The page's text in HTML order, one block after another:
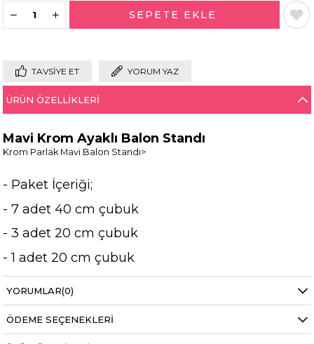
TAVSIYE ET YORUM YAZ
ÜRÜN ÖZELLIKLERI
Mavi Krom Ayaklı Balon Standı
Krom Parlak Mavi Balon Standı>
- Paket İçeriği;
- 7 adet 40 cm çubuk
- 3 adet 20 cm çubuk
- 1 adet 20 cm çubuk
- 4 adet 5 cm çubuk birleştirme aparatı
- 1 adet 17.5 cm şapında çubukların takılacağı
YORUMLAR(0)
ÖDEME SEÇENEKLERI